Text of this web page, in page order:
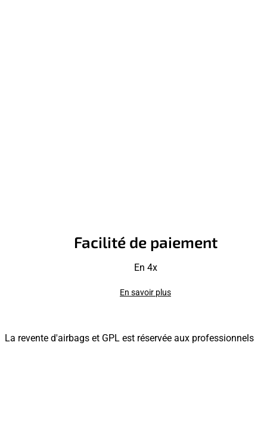
Facilité de paiement
En 4x
En savoir plus
La revente d'airbags et GPL est réservée aux professionnels